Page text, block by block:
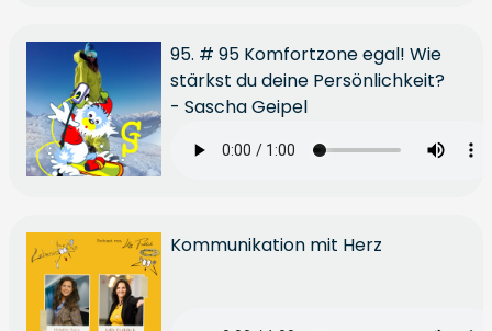
95. # 95 Komfortzone egal! Wie
stärkst du deine Persönlichkeit?
- Sascha Geipel
Kommunikation mit Herz